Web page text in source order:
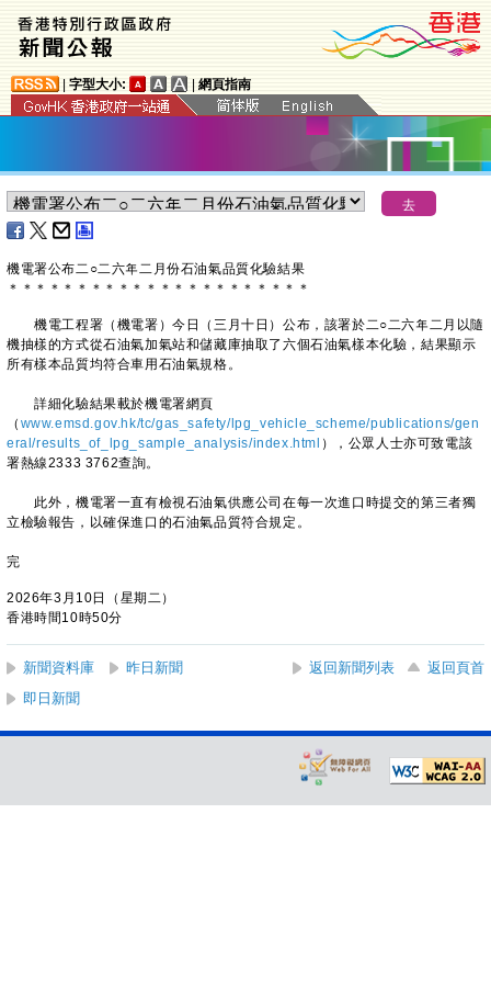
字型大小: 網頁指南
機電署公布二○二六年二月份石油氣品質化驗結果
＊ ＊ ＊ ＊ ＊ ＊ ＊ ＊ ＊ ＊ ＊ ＊ ＊ ＊ ＊ ＊ ＊ ＊ ＊ ＊ ＊ ＊
機電工程署（機電署）今日（三月十日）公布，該署於二○二六年二月以隨
機抽樣的方式從石油氣加氣站和儲藏庫抽取了六個石油氣樣本化驗，結果顯示
所有樣本品質均符合車用石油氣規格。
詳細化驗結果載於機電署網頁
（ www.emsd.gov.hk/tc/gas_safety/lpg_vehicle_scheme/publications/gen
eral/results_of_lpg_sample_analysis/index.html ），公眾人士亦可致電該
署熱線2333 3762查詢。
此外，機電署一直有檢視石油氣供應公司在每一次進口時提交的第三者獨
立檢驗報告，以確保進口的石油氣品質符合規定。
完
2026年3月10日（星期二）
香港時間10時50分
新聞資料庫 昨日新聞 返回新聞列表
返回頁首
即日新聞